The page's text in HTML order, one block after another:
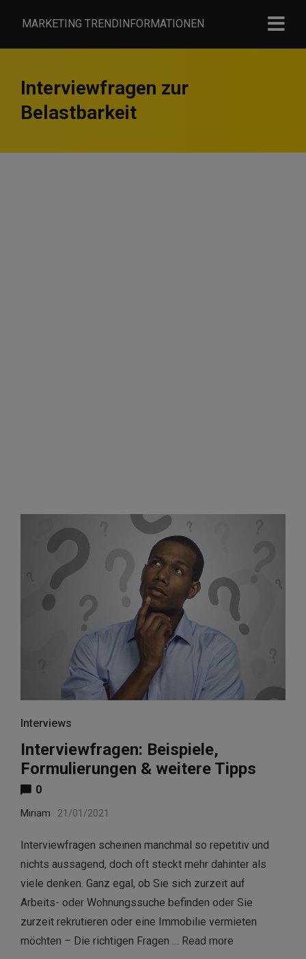
MARKETING TRENDINFORMATIONEN
Interviewfragen zur
Belastbarkeit
Interviews
Interviewfragen: Beispiele,
Formulierungen & weitere Tipps
0
Miriam 21/01/2021
Interviewfragen scheinen manchmal so repetitiv und
nichts aussagend, doch oft steckt mehr dahinter als
viele denken. Ganz egal, ob Sie sich zurzeit auf
Arbeits- oder Wohnungssuche befinden oder Sie
zurzeit rekrutieren oder eine Immobilie vermieten
möchten – Die richtigen Fragen … Read more